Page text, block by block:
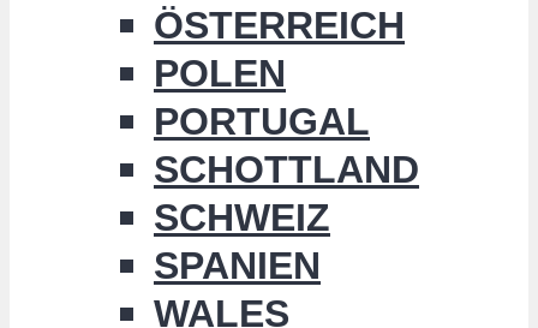
ÖSTERREICH
POLEN
PORTUGAL
SCHOTTLAND
SCHWEIZ
SPANIEN
WALES